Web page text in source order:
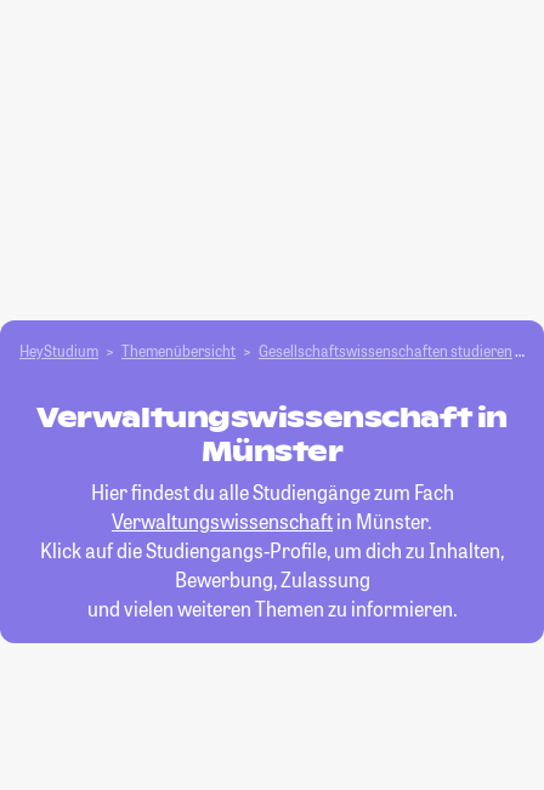
HeyStudium Themenübersicht Gesellschafts­­wissenschaften studieren
Verwaltungswissenschaft in
Münster
Hier findest du alle Studiengänge zum Fach
Verwaltungswissenschaftin Münster.
Klick auf die Studiengangs-Profile, um dich zu Inhalten,
Bewerbung, Zulassung
und vielen weiteren Themen zu informieren.